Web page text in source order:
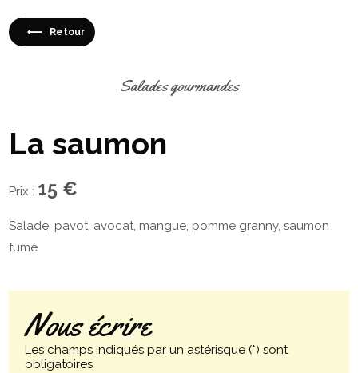
Retour
Salades gourmandes
La saumon
Prix : 15 €
Salade, pavot, avocat, mangue, pomme granny, saumon
fumé
Nous écrire
Les champs indiqués par un astérisque (*) sont
obligatoires